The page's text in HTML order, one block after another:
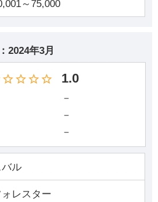
～75,000
2024年3月
1.0
－
－
－
バル
ォレスター